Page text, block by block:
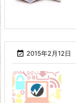
 2015年2月12日